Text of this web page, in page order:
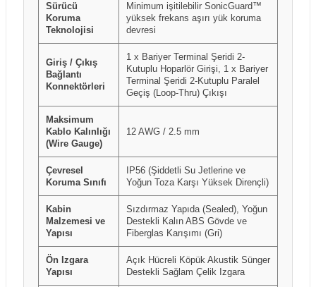
Sürücü
Koruma
Teknolojisi
Minimum işitilebilir SonicGuard™
yüksek frekans aşırı yük koruma
devresi
Giriş / Çıkış
Bağlantı
Konnektörleri
1 x Bariyer Terminal Şeridi 2-
Kutuplu Hoparlör Girişi, 1 x Bariyer
Terminal Şeridi 2-Kutuplu Paralel
Geçiş (Loop-Thru) Çıkışı
Maksimum
Kablo Kalınlığı
(Wire Gauge)
12 AWG / 2.5 mm
Çevresel
Koruma Sınıfı
IP56 (Şiddetli Su Jetlerine ve
Yoğun Toza Karşı Yüksek Dirençli)
Kabin
Malzemesi ve
Yapısı
Sızdırmaz Yapıda (Sealed), Yoğun
Destekli Kalın ABS Gövde ve
Fiberglas Karışımı (Gri)
Ön Izgara
Yapısı
Açık Hücreli Köpük Akustik Sünger
Destekli Sağlam Çelik Izgara